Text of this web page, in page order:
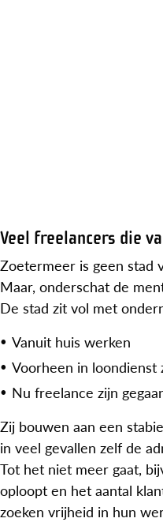
Veel freelancers die
Zoetermeer is geen stad
Maar, onderschat de
De stad zit vol met
Vanuit huis werken
Voorheen in loondienst
Nu freelance zijn
Zij bouwen aan een
in veel gevallen zelf de
Tot het niet meer gaat,
oploopt en het aantal
zoeken vrijheid in hun